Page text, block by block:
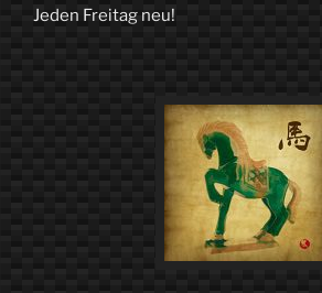
Jeden Freitag neu!